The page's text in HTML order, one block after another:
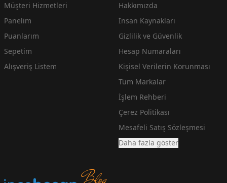
Müşteri Hizmetleri
Panelim
Puanlarım
Sepetim
Alışveriş Listem
Hakkımızda
İnsan Kaynakları
Gizlilik ve Güvenlik
Hesap Numaraları
Kişisel Verilerin Korunması
Tüm Markalar
İşlem Rehberi
Çerez Politikası
Mesafeli Satış Sözleşmesi
Daha fazla göster